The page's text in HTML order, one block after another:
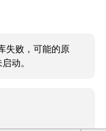
失败，可能的原
动。